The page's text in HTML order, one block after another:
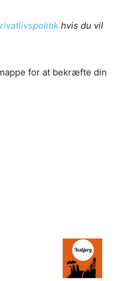
hvis du vil
for at bekræfte din